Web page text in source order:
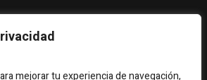
mejorar tu experiencia de navegación,